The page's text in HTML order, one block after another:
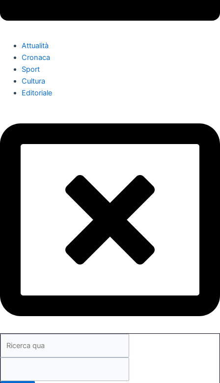
Attualità
Cronaca
Sport
Cultura
Editoriale